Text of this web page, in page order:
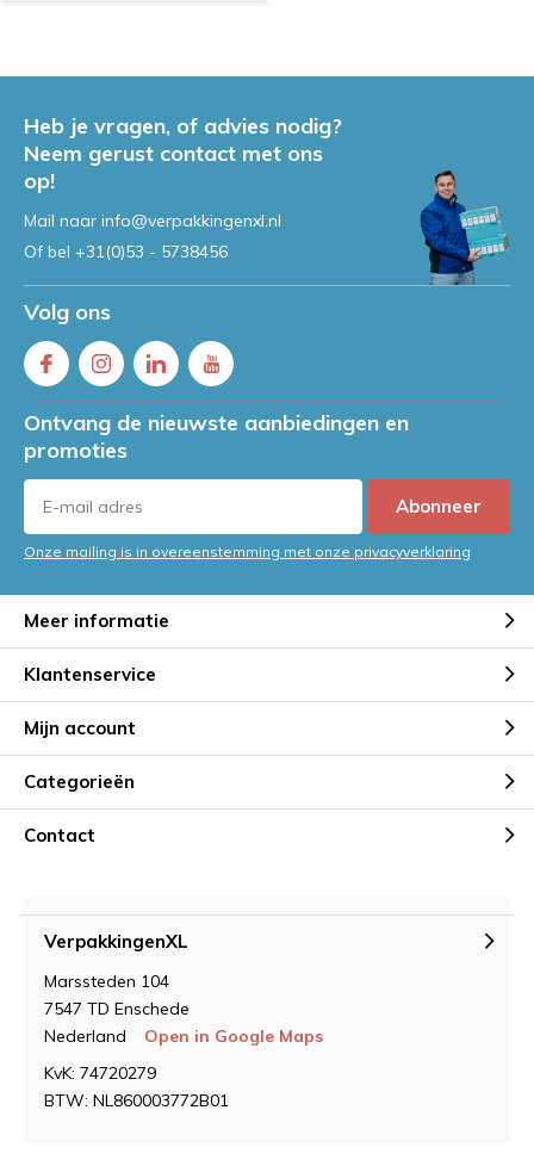
Heb je vragen, of advies nodig?
Neem gerust contact met ons
op!
Mail naar info@verpakkingenxl.nl
Of bel +31(0)53 - 5738456
Volg ons
Ontvang de nieuwste aanbiedingen en
promoties
Abonneer
Onze mailing is in overeenstemming met onze privacyverklaring
Meer informatie
Klantenservice
Mijn account
Categorieën
Contact
VerpakkingenXL
Marssteden 104
7547 TD Enschede
Nederland
Open in Google Maps
KvK: 74720279
BTW: NL860003772B01